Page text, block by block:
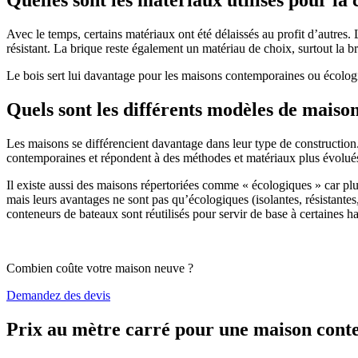
Avec le temps, certains matériaux ont été délaissés au profit
résistant. La brique reste également un matériau de choix, surtout la
Le bois sert lui davantage pour les maisons contemporaines ou
Quels sont les différents modèles de
Les maisons se différencient davantage dans leur type de
contemporaines et répondent à des méthodes et matériaux plus
Il existe aussi des maisons répertoriées comme « écologiques » car
mais leurs avantages ne sont pas qu’écologiques (isolantes,
conteneurs de bateaux sont réutilisés pour servir de base à certaines
Combien coûte votre maison neuve ?
Demandez des devis
Prix au mètre carré pour une maison